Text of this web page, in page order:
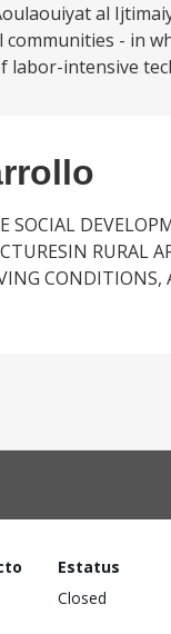
al
- in
intensive
SOCIAL
RURAL
Estatus
Closed